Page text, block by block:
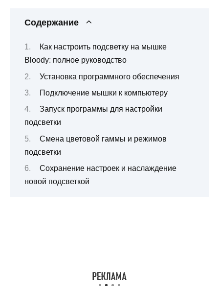
Содержание
Как настроить подсветку на мышке
Bloody: полное руководство
Установка программного обеспечения
Подключение мышки к компьютеру
Запуск программы для настройки
подсветки
Смена цветовой гаммы и режимов
подсветки
Сохранение настроек и наслаждение
новой подсветкой